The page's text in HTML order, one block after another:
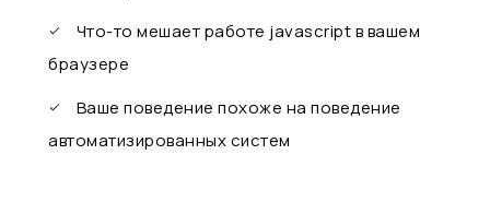
Что-то мешает работе javascript в вашем
браузере
Ваше поведение похоже на поведение
автоматизированных систем